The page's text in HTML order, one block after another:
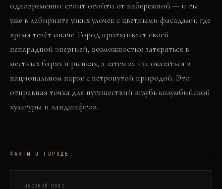
одновременно: стоит отойти от набережной — и ты
уже в лабиринте узких улочек с цветными фасадами, где
время течёт иначе. Город притягивает своей
непарадной энергией, возможностью затеряться в
местных барах и рынках, а затем за час оказаться в
национальном парке с нетронутой природой. Это
отправная точка для путешествий вглубь колумбийской
культуры и ландшафтов.
ФАКТЫ О ГОРОДЕ
ЧАСОВОЙ ПОЯС